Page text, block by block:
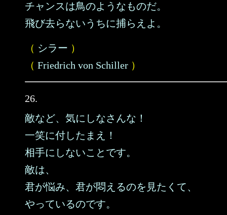
チャンスは鳥のようなものだ。
飛び去らないうちに捕らえよ。
（ シラー ）
（ Friedrich von Schiller ）
26.
敵など、気にしなさんな！
一笑に付したまえ！
相手にしないことです。
敵は、
君が悩み、君が悶えるのを見たくて、
やっているのです。